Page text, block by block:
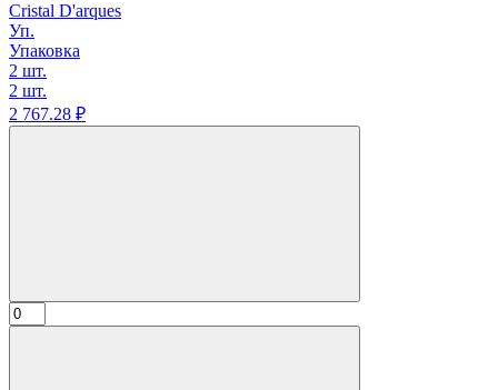
Cristal D'arques
Уп.
Упаковка
2 шт.
2 шт.
2 767.28 ₽